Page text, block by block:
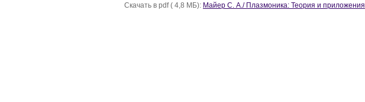
Скачать в pdf ( 4,8 МБ): Майер С. А./ Плазмоника: Теория и приложения